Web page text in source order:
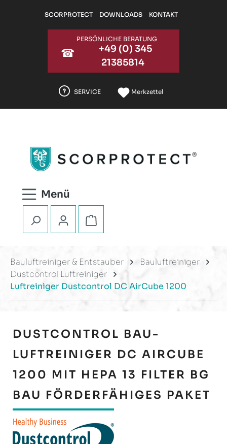
Zum Hauptinhalt springen
SCORPROTECT DOWNLOADS KONTAKT
☎
PERSÖNLICHE BERATUNG
+49 (0) 345
21385814
SERVICE Merkzettel
Warenkorb enthält 0
Bauluftreiniger & Entstauber
Bauluftreiniger
Dustcontrol Luftreiniger
Luftreiniger Dustcontrol DC AirCube 1200
DUSTCONTROL BAU-
LUFTREINIGER DC AIRCUBE
1200 MIT HEPA 13 FILTER BG
BAU FÖRDERFÄHIGES PAKET